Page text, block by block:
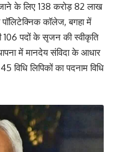
के लिए 138 करोड़ 82 लाख
कॉलेज, बगहा में
106 पदों के सृजन की स्वीकृति
में मानदेय संविदा के आधार
विधि लिपिकों का पदनाम विधि